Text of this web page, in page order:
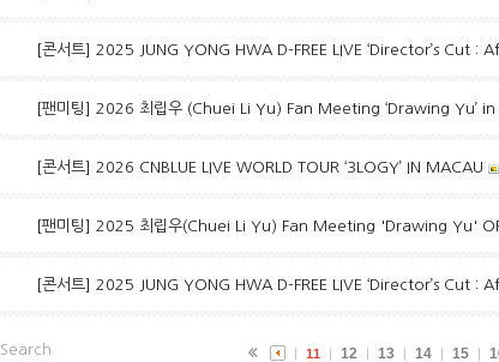
[콘서트] 2025 JUNG YONG HWA D-FREE LIVE ‘Director’s Cut :
[팬미팅] 2026 최립우 (Chuei Li Yu) Fan Meeting ‘Drawing Yu’ in
[콘서트] 2026 CNBLUE LIVE WORLD TOUR ‘3LOGY’ IN MACAU
[팬미팅] 2025 최립우(Chuei Li Yu) Fan Meeting 'Drawing Yu'
[콘서트] 2025 JUNG YONG HWA D-FREE LIVE ‘Director’s Cut :
11 12 13 14 15
Search